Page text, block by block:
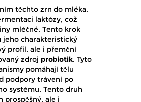
těchto zrn do mléka.
laktózy, což
mléčné. Tento krok
jeho charakteristický
profil, ale i přemění
zdroj probiotik. Tyto
pomáhají tělu
podpory trávení po
systému. Tento druh
prospěšný, ale i